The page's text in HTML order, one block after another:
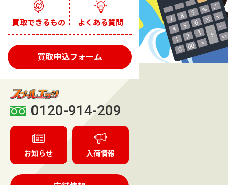
買取できるもの よくある質問
買取申込フォーム
0120-914-209
お知らせ 入荷情報